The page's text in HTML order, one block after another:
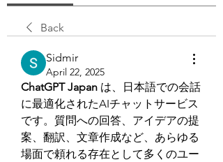
Back
Sidmir
April 22, 2025
ChatGPT Japan は、日本語での会話
に最適化されたAIチャットサービス
です。質問への回答、アイデアの提
案、翻訳、文章作成など、あらゆる
場面で頼れる存在として多くのユー